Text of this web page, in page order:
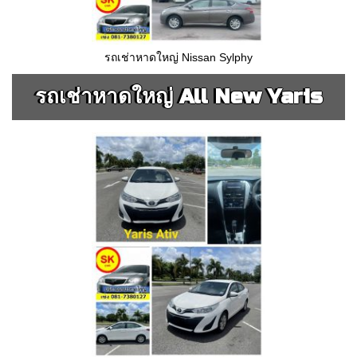
รถเช่าหาดใหญ่ Nissan Sylphy
รถเช่าหาดใหญ่ All New Yaris